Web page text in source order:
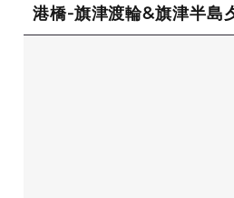
港橋-旗津渡輪&旗津半島